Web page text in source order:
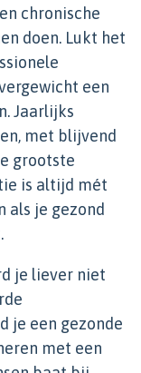
chronische
doen. Lukt het
een
Jaarlijks
met blijvend
grootste
is altijd mét
als je gezond
je liever niet
je een gezonde
met een